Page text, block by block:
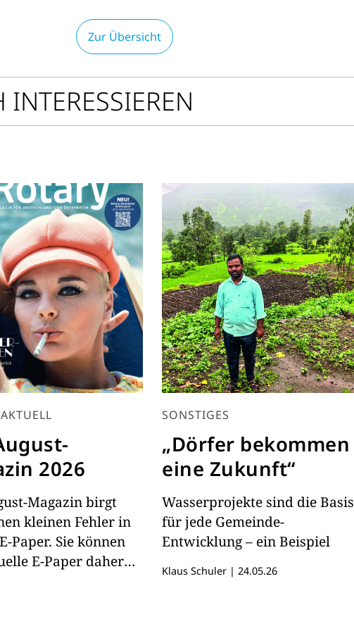
Zur Übersicht
2026
Magazin birgt
kleinen Fehler in
Paper. Sie können
E-Paper daher
SONSTIGES
„Dörfer bekommen
eine Zukunft“
Wasserprojekte sind die Basis
für jede Gemeinde-
Entwicklung – ein Beispiel
Klaus Schuler | 24.05.26